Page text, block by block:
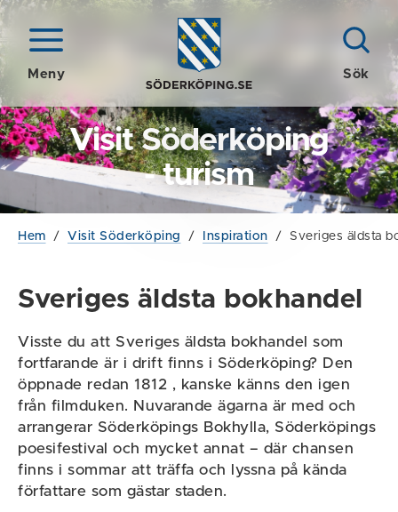
Meny Sök
Visit Söderköping
- turism
Hem / Visit Söderköping / Inspiration / Sveriges äldsta
Sveriges äldsta bokhandel
Visste du att Sveriges äldsta bokhandel som
fortfarande är i drift finns i Söderköping? Den
öppnade redan 1812 , kanske känns den igen
från filmduken. Nuvarande ägarna är med och
arrangerar Söderköpings Bokhylla, Söderköpings
poesifestival och mycket annat – där chansen
finns i sommar att träffa och lyssna på kända
författare som gästar staden.